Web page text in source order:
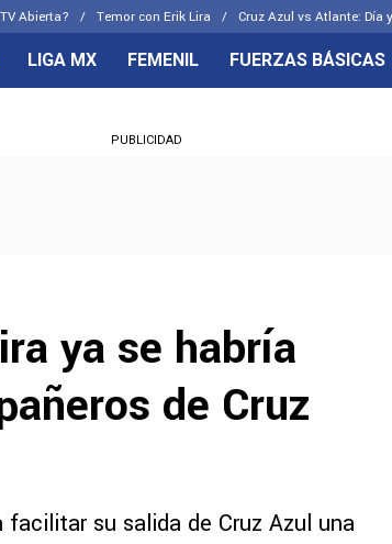
Abierta? Temor con Erik Lira Cruz Azul vs Atlante: Día
CELESTES
LIGA MX FEMENIL FUERZAS BÁSICAS
PUBLICIDAD
ya se habría
de Cruz
su salida de Cruz Azul una